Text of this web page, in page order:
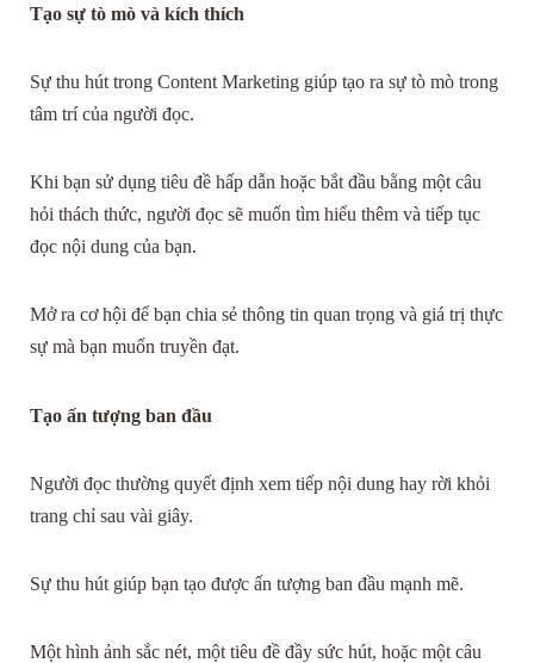
Tạo sự tò mò và kích thích
Sự thu hút trong Content Marketing giúp tạo ra sự tò mò trong
tâm trí của người đọc.
Khi bạn sử dụng tiêu đề hấp dẫn hoặc bắt đầu bằng một câu
hỏi thách thức, người đọc sẽ muốn tìm hiểu thêm và tiếp tục
đọc nội dung của bạn.
Mở ra cơ hội để bạn chia sẻ thông tin quan trọng và giá trị thực
sự mà bạn muốn truyền đạt.
Tạo ấn tượng ban đầu
Người đọc thường quyết định xem tiếp nội dung hay rời khỏi
trang chỉ sau vài giây.
Sự thu hút giúp bạn tạo được ấn tượng ban đầu mạnh mẽ.
Một hình ảnh sắc nét, một tiêu đề đầy sức hút, hoặc một câu